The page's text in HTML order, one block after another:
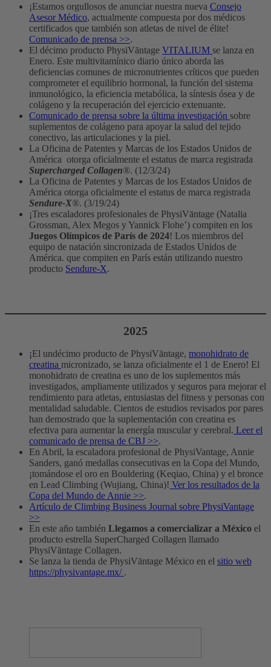
¡Estamos orgullosos de anunciar nuestra nueva Consejo
Asesor Médico, actualmente compuesta por dos médicos
certificados que también son atletas de nivel de élite!
Comunicado de prensa >>.
El décimo producto PhysiVāntage VITALIUM se lanza en
Enero. Este multivitamínico diario único aborda las
deficiencias comunes de micronutrientes críticos que pueden
comprometer el equilibrio hormonal, la función del sistema
inmunológico, la eficiencia metabólica, la síntesis ósea y de
colágeno y la recuperación del ejercicio extenuante.
Comunicado de prensa sobre la última investigación sobre
suplementos de colágeno para apoyar la salud del tejido
conectivo, las articulaciones y la piel.
La Oficina de Patentes y Marcas de los Estados Unidos de
América otorga oficialmente el estatus de marca registrada
Supercharged Collagen®. (12/3/24)
La Oficina de Patentes y Marcas de los Estados Unidos de
América otorga oficialmente el estatus de marca registrada
Sendure-X®. (3/19/24)
¡Tres escaladores profesionales de PhysiVāntage (Natalia
Grossman, Alex Megos y Yannick Flohe’) compiten en los
Juegos Olímpicos de París de 2024! Los miembros del
equipo de natación sincronizada de Estados Unidos de
América. que compiten en París están utilizando nuestro
producto Sendure-X.
2025
¡El undécimo producto de PhysiVāntage, monohidrato de
creatina micronizado, se lanza oficialmente el 1 de Enero! El
monohidrato de creatina es uno de los suplementos más
investigados, ampliamente utilizados y seguros para mejorar el
rendimiento para atletas, entusiastas del fitness y personas con
mentalidad saludable. Cientos de estudios revisados por pares
han demostrado que la suplementación con creatina es
efectiva para aumentar la energía muscular y cerebral. Leer el
comunicado de prensa de CBJ >>.
En Abril, la escaladora profesional de PhysiVantage, Annie
Sanders, ganó medallas consecutivas en la Copa del Mundo,
¡tomándose el oro en Bouldering (Keqiao, China) y el bronce
en Lead Climbing (Wujiang, China)! Ver los resultados de la
Copa del Mundo de Annie >>.
Artículo de Climbing Business Journal sobre PhysiVantage
>>
En este año también Llegamos a comercializar a México el
producto estrella SuperCharged Collagen llamado
PhysiVāntage Collagen.
Se lanza la tienda de PhysiVāntage México en el sitio web
https://physivantage.mx/ .